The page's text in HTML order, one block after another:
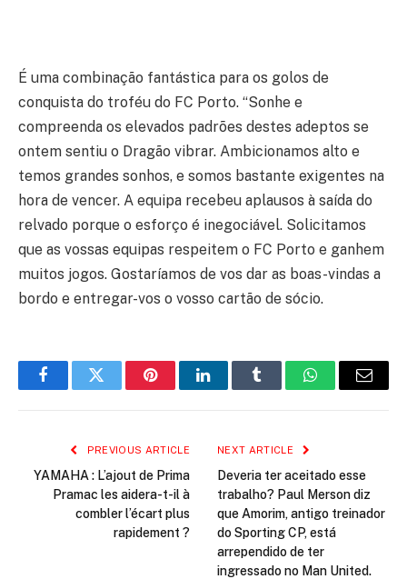
É uma combinação fantástica para os golos de
conquista do troféu do FC Porto. “Sonhe e
compreenda os elevados padrões destes adeptos se
ontem sentiu o Dragão vibrar. Ambicionamos alto e
temos grandes sonhos, e somos bastante exigentes na
hora de vencer. A equipa recebeu aplausos à saída do
relvado porque o esforço é inegociável. Solicitamos
que as vossas equipas respeitem o FC Porto e ganhem
muitos jogos. Gostaríamos de vos dar as boas-vindas a
bordo e entregar-vos o vosso cartão de sócio.
FacebookTwitter PinterestLinkedInTumblr WhatsAppEmail
PREVIOUS ARTICLE
YAMAHA : L’ajout de Prima
Pramac les aidera-t-il à
combler l’écart plus
rapidement ?
NEXT ARTICLE
Deveria ter aceitado esse
trabalho? Paul Merson diz
que Amorim, antigo treinador
do Sporting CP, está
arrependido de ter
ingressado no Man United.